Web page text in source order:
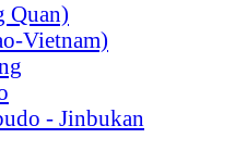
Quan)
Vietnam)
- Jinbukan